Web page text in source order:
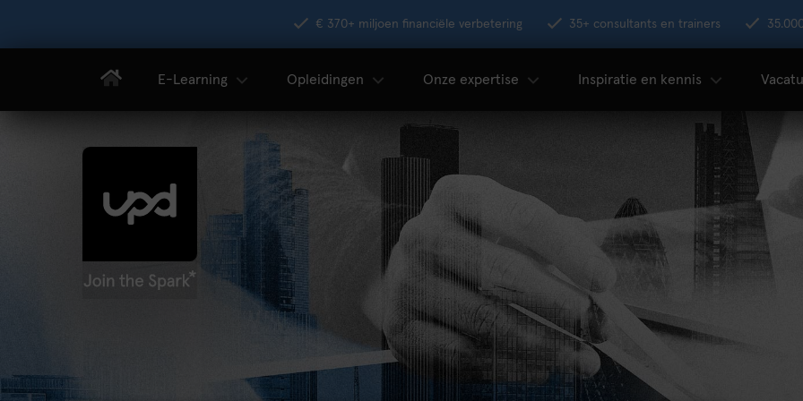
€ 370+ miljoen financiële verbetering 35+ consultants en trainers
E-Learning Opleidingen Onze expertise Inspiratie en kennis